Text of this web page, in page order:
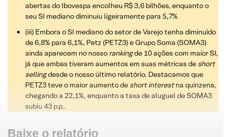
abertas do Ibovespa encolheu R$ 3,6 bilhões, enquanto o
seu SI mediano diminuiu ligeiramente para 5,7%
(iii) Embora o SI mediano do setor de Varejo tenha diminuído
de 6,8% para 6,1%, Petz (PETZ3) e Grupo Soma (SOMA3)
ainda aparecem no nosso rankingde 10 ações com maior SI,
já que ambas tiveram aumentos em suas métricas de short
sellingdesde o nosso último relatório. Destacamos que
PETZ3 teve o maior aumento de short interestna quinzena,
chegando a 22,1%, enquanto a taxa de aluguel de SOMA3
subiu 43 p.p..
Baixe o relatório